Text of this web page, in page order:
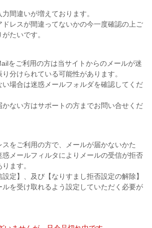
間違いが増えております。
ドレスが間違ってないかの今一度確認の上ご
たいです。
をご利用の方は当サイトからのメールが迷
分けられている可能性があります。
場合は迷惑メールフォルダを確認してくだ
かない方はサポートの方までお問い合せくだ
をご利用の方で、メールが届かないかた
メールフィルタによりメールの受信が拒否
ます。
設定】、及び【なりすまし拒否設定の解除】
を受け取れるよう設定していただく必要が